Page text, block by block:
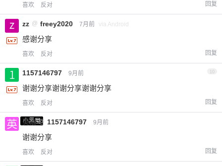
喜欢 反对 回复
zz @ freey2020 7月前 via Android
感谢分享
喜欢 反对 回复
1157146797 9月前 10
谢谢分享谢谢分享谢谢分享
喜欢 反对 回复
小黑屋
英治 @ 1157146797 9月前
谢谢分享
喜欢 反对 回复